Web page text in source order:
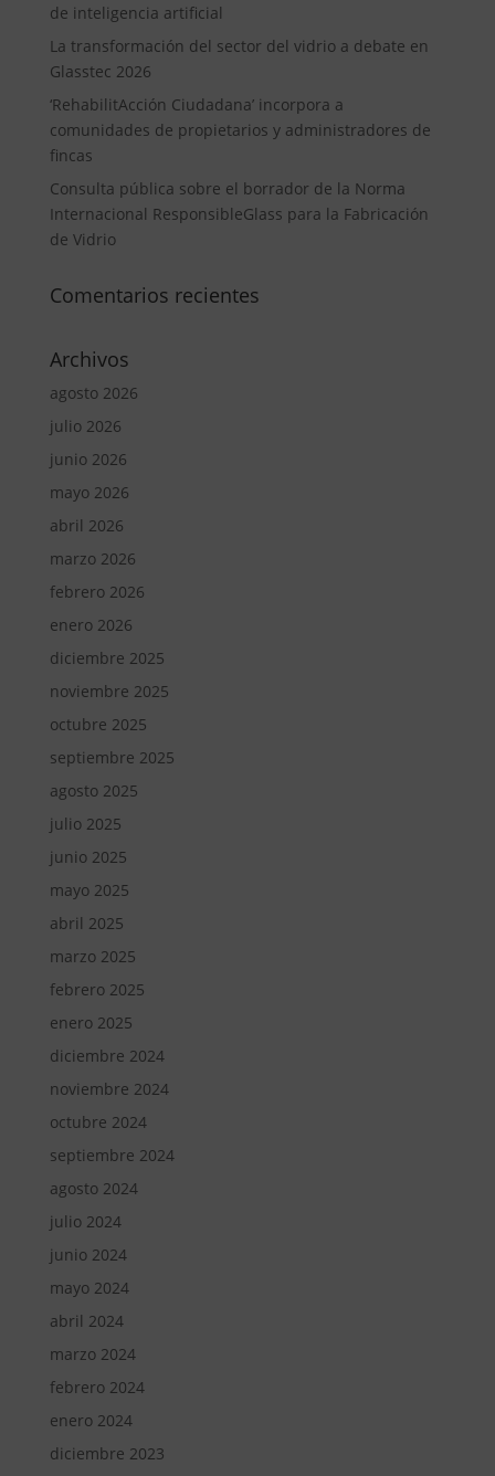
de inteligencia artificial
La transformación del sector del vidrio a debate en
Glasstec 2026
‘RehabilitAcción Ciudadana’ incorpora a
comunidades de propietarios y administradores de
fincas
Consulta pública sobre el borrador de la Norma
Internacional ResponsibleGlass para la Fabricación
de Vidrio
Comentarios recientes
Archivos
agosto 2026
julio 2026
junio 2026
mayo 2026
abril 2026
marzo 2026
febrero 2026
enero 2026
diciembre 2025
noviembre 2025
octubre 2025
septiembre 2025
agosto 2025
julio 2025
junio 2025
mayo 2025
abril 2025
marzo 2025
febrero 2025
enero 2025
diciembre 2024
noviembre 2024
octubre 2024
septiembre 2024
agosto 2024
julio 2024
junio 2024
mayo 2024
abril 2024
marzo 2024
febrero 2024
enero 2024
diciembre 2023